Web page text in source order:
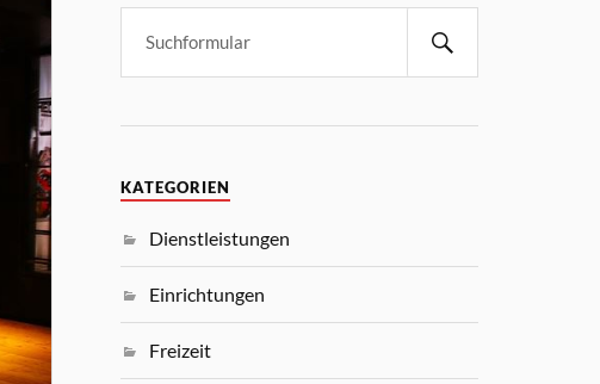
KATEGORIEN
Dienstleistungen
Einrichtungen
Freizeit